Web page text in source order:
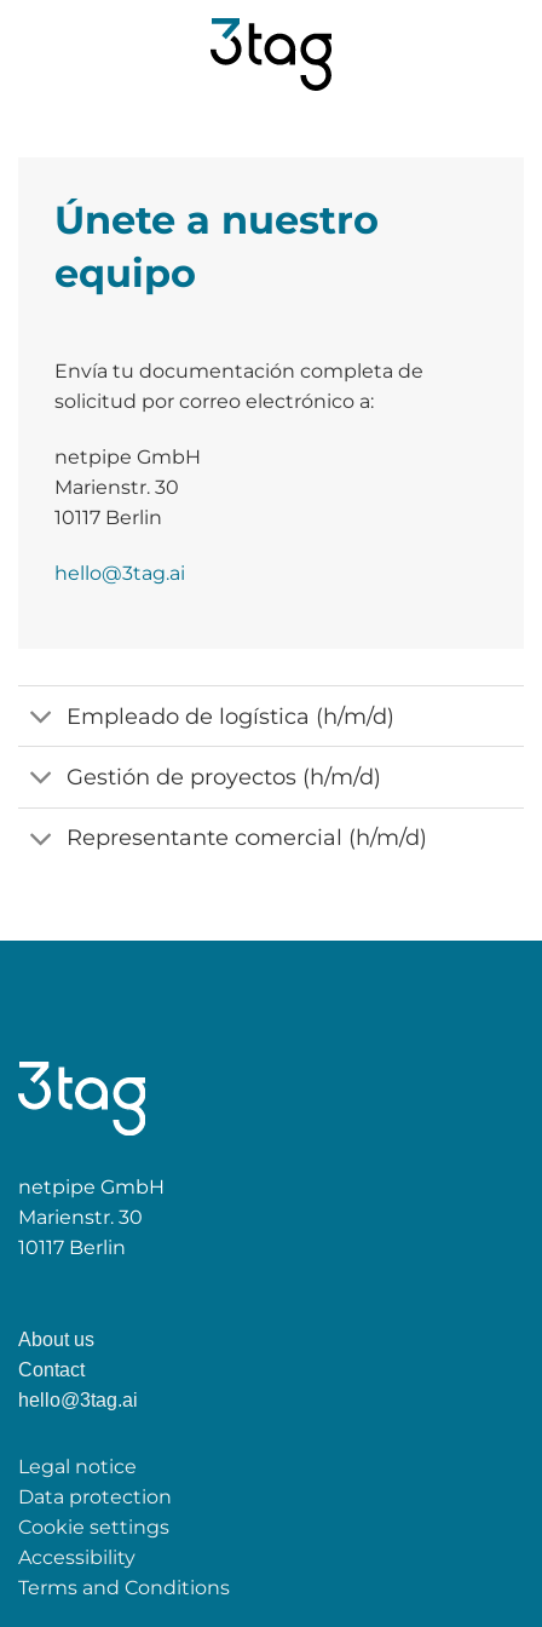
Únete a nuestro
equipo
Envía tu documentación completa de
solicitud por correo electrónico a:
netpipe GmbH
Marienstr. 30
10117 Berlin
hello@3tag.ai
Empleado de logística (h/m/d)
Gestión de proyectos (h/m/d)
Representante comercial (h/m/d)
netpipe GmbH
Marienstr. 30
10117 Berlin
About us
Contact
hello@3tag.ai
Legal notice
Data protection
Cookie settings
Accessibility
Terms and Conditions